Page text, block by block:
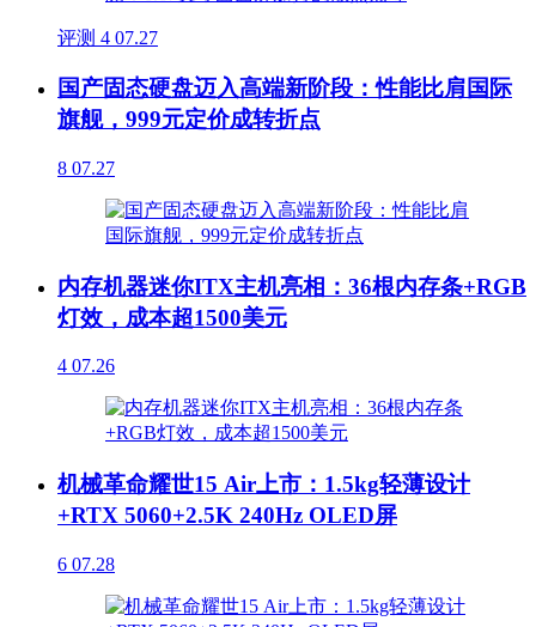
评测 4 07.27
国产固态硬盘迈入高端新阶段：性能比肩国际
旗舰，999元定价成转折点
8 07.27
内存机器迷你ITX主机亮相：36根内存条+RGB
灯效，成本超1500美元
4 07.26
机械革命耀世15 Air上市：1.5kg轻薄设计
+RTX 5060+2.5K 240Hz OLED屏
6 07.28